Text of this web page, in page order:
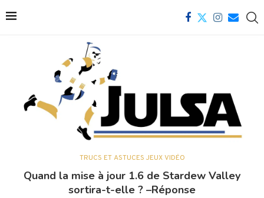
TRUCS ET ASTUCES JEUX VIDÉO
Quand la mise à jour 1.6 de Stardew Valley
sortira-t-elle ? –Réponse